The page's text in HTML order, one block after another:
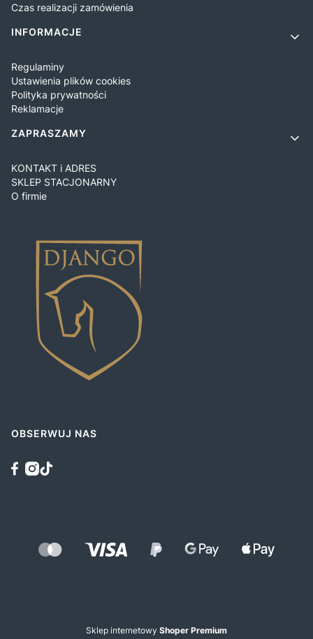
Czas realizacji zamówienia
INFORMACJE
Regulaminy
Ustawienia plików cookies
Polityka prywatności
Reklamacje
ZAPRASZAMY
KONTAKT i ADRES
SKLEP STACJONARNY
O firmie
OBSERWUJ NAS
Sklep internetowy Shoper Premium